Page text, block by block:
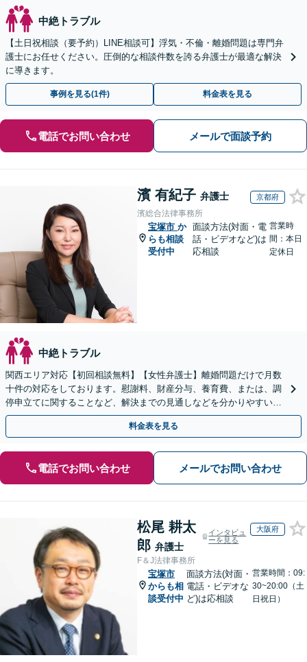
中絶トラブル
【土日祝相談（要予約）LINE相談可】浮気・不倫・離婚問題は専門弁
護士にお任せください。圧倒的な相談件数を誇る弁護士が最適な解決
に導きます。
事例を見る(1件) 料金表を見る
電話でお問い合わせ メールで面談予約
濱 有紀子 弁護士 京都府
濱総合法律事務所
宝塚市 か
らも相談
受付中
面談方法(対面・電
話・ビデオなど)は
応相談
営業時
間：本日
定休日
中絶トラブル
関西エリア対応【初回相談無料】【女性弁護士】離婚問題だけで月数
十件の対応をしております。慰謝料、財産分与、養育費、または、調
停申立てに関することなど、解決までの見通しなどを分かりやすい言
葉で丁寧にご説明します【完全個室】【丸太町駅3分】
料金表を見る
電話でお問い合わせ メールでお問い合わせ
松尾 耕太
郎 弁護士
インタビュ
ーを見る
大阪府
F＆J法律事務所
宝塚市
からも相
談受付中
面談方法(対面・
電話・ビデオな
ど)は応相談
営業時間：09:
30~20:00（土
日祝日）